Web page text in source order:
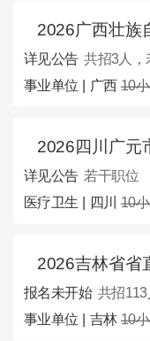
2026广西壮族自治区经
详见公告 共招3人，
事业单位 | 广西10
2026四川广元市中
详见公告 若干职位
医疗卫生 | 四川10
2026吉林省省直事业单位
报名未开始 共招
事业单位 | 吉林10